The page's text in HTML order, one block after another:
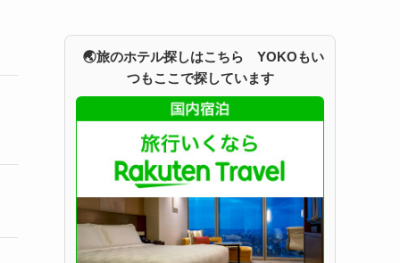
🌏旅のホテル探しはこちら YOKOもい
つもここで探しています